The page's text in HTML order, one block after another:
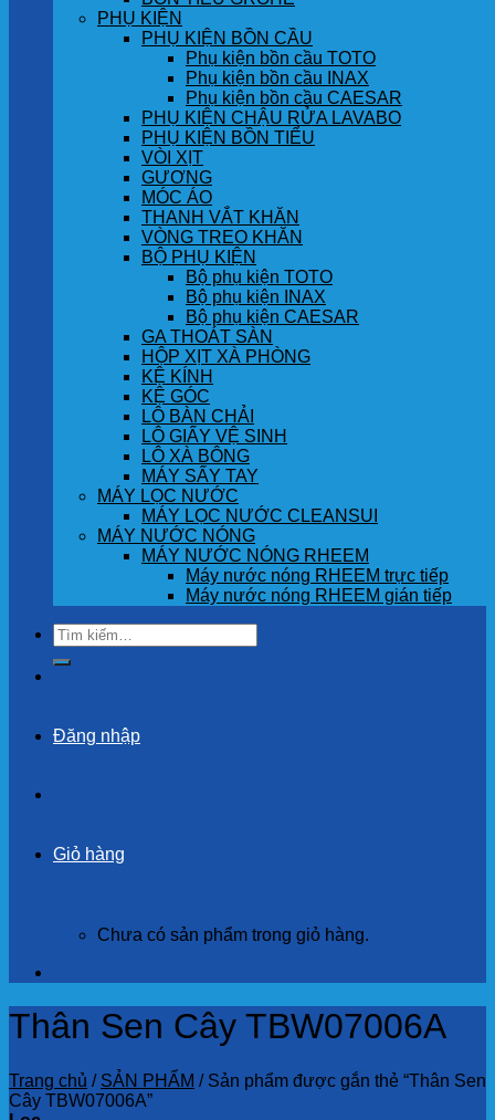
PHỤ KIỆN
PHỤ KIỆN BỒN CẦU
Phụ kiện bồn cầu TOTO
Phụ kiện bồn cầu INAX
Phụ kiện bồn cầu CAESAR
PHỤ KIỆN CHẬU RỬA LAVABO
PHỤ KIỆN BỒN TIỂU
VÒI XỊT
GƯƠNG
MÓC ÁO
THANH VẮT KHĂN
VÒNG TREO KHĂN
BỘ PHỤ KIỆN
Bộ phụ kiện TOTO
Bộ phụ kiện INAX
Bộ phụ kiện CAESAR
GA THOÁT SÀN
HỘP XỊT XÀ PHÒNG
KỆ KÍNH
KỆ GÓC
LÔ BÀN CHẢI
LÔ GIẤY VỆ SINH
LÔ XÀ BÔNG
MÁY SẤY TAY
MÁY LỌC NƯỚC
MÁY LỌC NƯỚC CLEANSUI
MÁY NƯỚC NÓNG
MÁY NƯỚC NÓNG RHEEM
Máy nước nóng RHEEM trực tiếp
Máy nước nóng RHEEM gián tiếp
Tìm
kiếm:
Đăng nhập
Giỏ hàng
Chưa có sản phẩm trong giỏ hàng.
Thân Sen Cây TBW07006A
Trang chủ / SẢN PHẨM /Sản phẩm được gắn thẻ “Thân Sen
Cây TBW07006A”